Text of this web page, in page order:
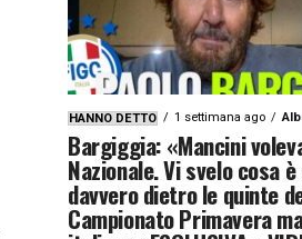
HANNO DETTO 1 settimana ago
Bargiggia: «Mancini
Nazionale. Vi svelo cosa
davvero dietro le quinte
Campionato Primavera